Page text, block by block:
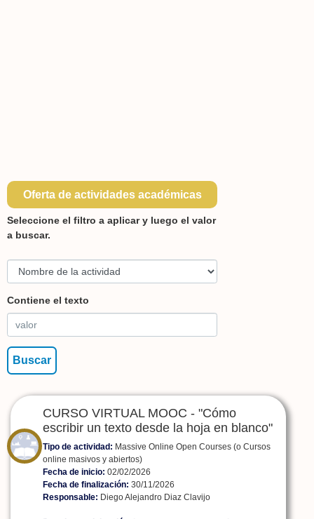
Oferta de actividades académicas
Seleccione el filtro a aplicar y luego el valor
a buscar.
Contiene el texto
CURSO VIRTUAL MOOC - "Cómo
escribir un texto desde la hoja en blanco"
Tipo de actividad: Massive Online Open Courses (o Cursos
online masivos y abiertos)
Fecha de inicio: 02/02/2026
Fecha de finalización: 30/11/2026
Responsable: Diego Alejandro Diaz Clavijo